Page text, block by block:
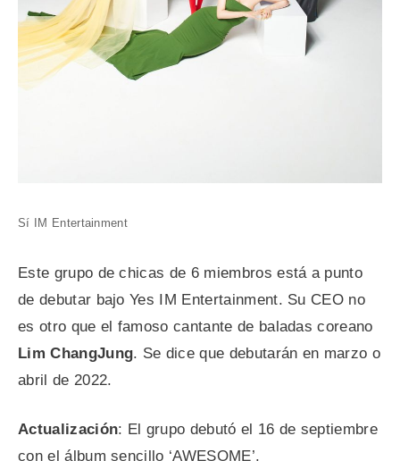
Sí IM Entertainment
Este grupo de chicas de 6 miembros está a punto
de debutar bajo Yes IM Entertainment. Su CEO no
es otro que el famoso cantante de baladas coreano
Lim ChangJung. Se dice que debutarán en marzo o
abril de 2022.
Actualización: El grupo debutó el 16 de septiembre
con el álbum sencillo ‘AWESOME’.